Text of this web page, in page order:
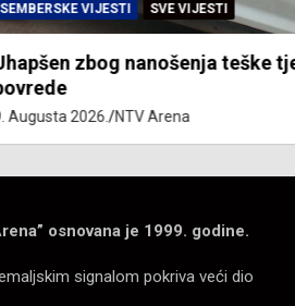
SVE VIJESTI
teške tjelesne
Arena
osnovana je 1999. godine.
signalom pokriva veći dio